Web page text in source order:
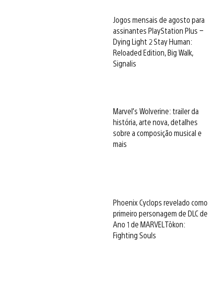
Jogos mensais de agosto para
assinantes PlayStation Plus –
Dying Light 2 Stay Human:
Reloaded Edition, Big Walk,
Signalis
Marvel’s Wolverine: trailer da
história, arte nova, detalhes
sobre a composição musical e
mais
Phoenix Cyclops revelado como
primeiro personagem de DLC de
Ano 1 de MARVEL Tōkon:
Fighting Souls